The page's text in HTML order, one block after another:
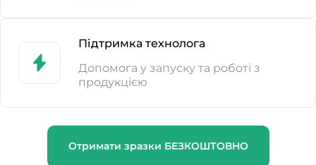
Підтримка технолога
Допомога у запуску та роботі з
продукцією
Отримати зразки БЕЗКОШТОВНО